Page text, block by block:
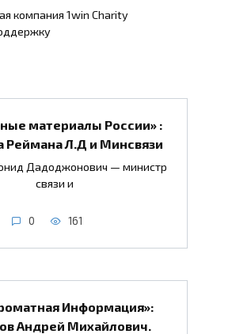
компания 1win Charity
материалы России» :
Реймана Л.Д и Минсвязи
Дадоджонович — министр
связи и
0 161
Информация»:
Андрей Михайлович.